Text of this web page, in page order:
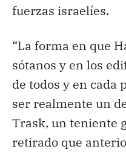
fuerzas israelíes.
“La forma en que
sótanos y en los
de todos y en cada
ser realmente un
Trask, un teniente
retirado que